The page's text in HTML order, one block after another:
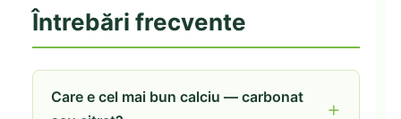
Întrebări frecvente
Care e cel mai bun calciu — carbonat